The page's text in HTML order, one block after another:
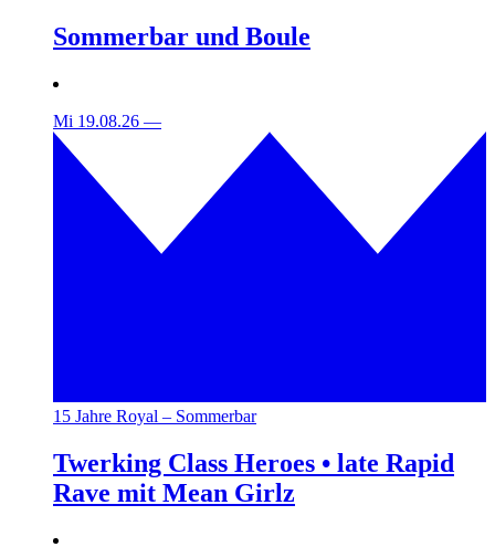
Sommerbar und Boule
Mi 19.08.26 —
15 Jahre Royal – Sommerbar
Twerking Class Heroes • late Rapid
Rave mit Mean Girlz